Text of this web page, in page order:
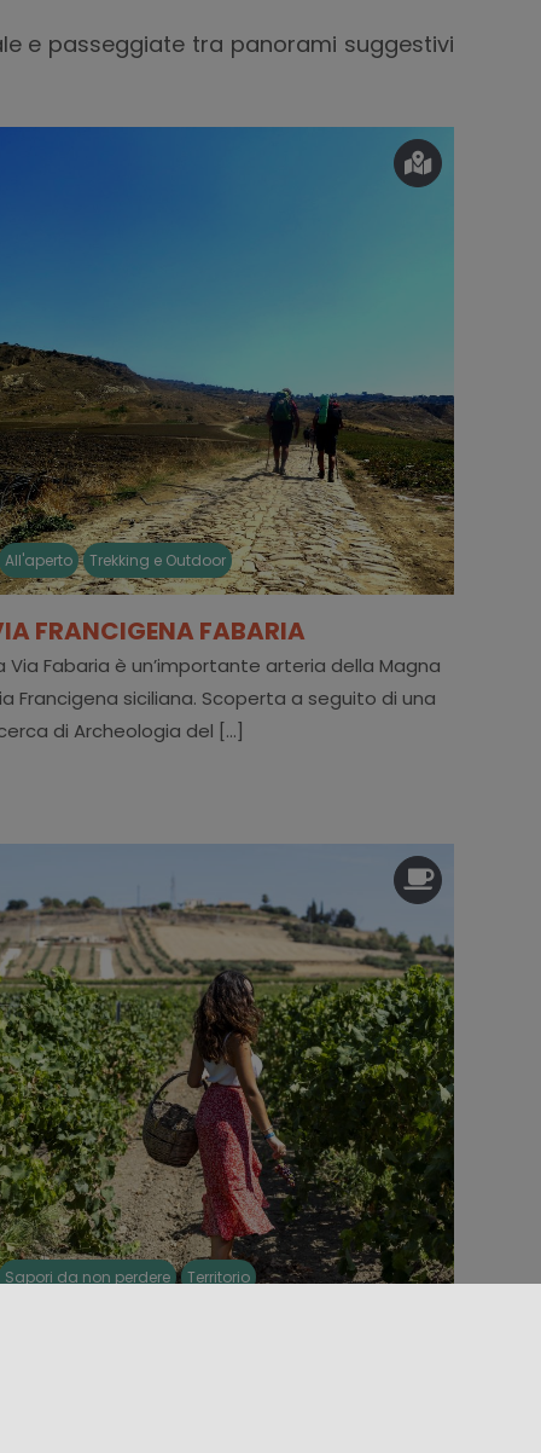
e passeggiate tra panorami suggestivi
All'aperto Trekking e Outdoor
FRANCIGENA FABARIA
Via Fabaria è un’importante arteria della Magna
Francigena siciliana. Scoperta a seguito di una
di Archeologia del [...]
Sapori da non perdere Territorio